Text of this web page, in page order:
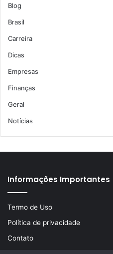
Blog
Brasil
Carreira
Dicas
Empresas
Finanças
Geral
Notícias
Informações Importantes
Termo de Uso
Política de privacidade
Contato